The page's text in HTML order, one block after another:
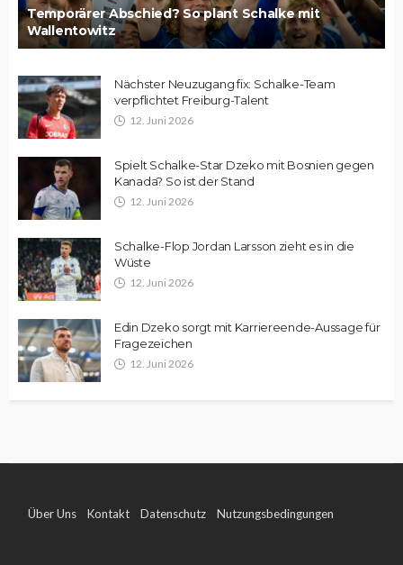
Temporärer Abschied? So plant Schalke mit
Wallentowitz
Nächster Neuzugang fix: Schalke-Team
verpflichtet Freiburg-Talent
12. Juni 2026
Spielt Schalke-Star Dzeko mit Bosnien gegen
Kanada? So ist der Stand
12. Juni 2026
Schalke-Flop Jordan Larsson zieht es in die
Wüste
12. Juni 2026
Edin Dzeko sorgt mit Karriereende-Aussage für
Fragezeichen
12. Juni 2026
Über Uns Kontakt Datenschutz Nutzungsbedingungen